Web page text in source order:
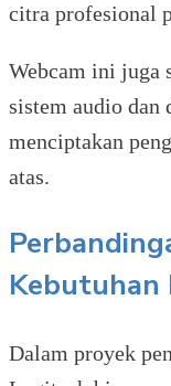
citra profesional
Webcam ini juga
sistem audio dan
menciptakan
atas.
Kebutuhan
Dalam proyek